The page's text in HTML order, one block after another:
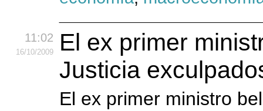
11:02
16/10/2009
El ex primer
Justicia
El ex primer ministro